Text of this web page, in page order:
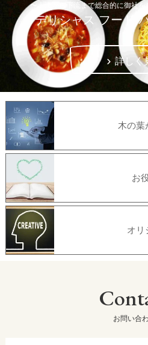
〜上流から下流まで総合的に御社を
デリシャス フード
詳しく
木の葉
お
オリ
お問い合